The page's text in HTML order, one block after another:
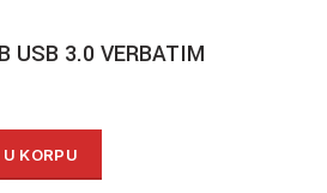
USB 3.0 VERBATIM
U KORPU